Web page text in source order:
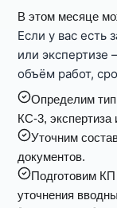
В этом месяце
Если у вас есть
или экспертизе
объём работ,
Определим
КС-3, экспертиза
Уточним
документов.
Подготовим
уточнения